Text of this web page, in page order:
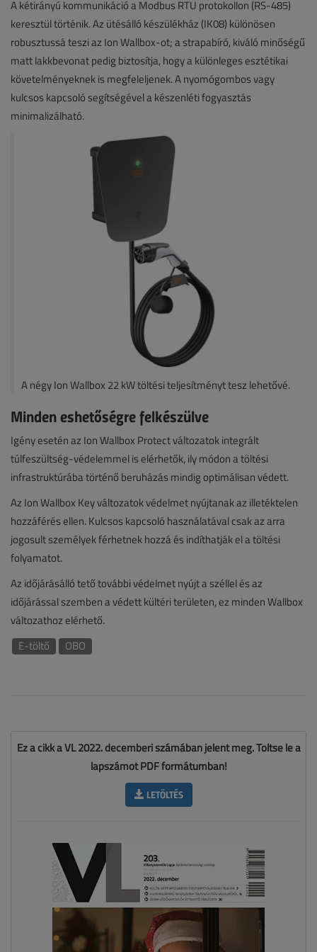
A kétirányú kommunikáció a Modbus RTU protokollon (RS-485)
keresztül történik. Az ütésálló készülékház (IK08) különösen
robusztussá teszi az Ion Wallbox-ot; a strapabíró, kiváló minőségű
matt lakkbevonat pedig biztosítja, hogy a különleges esztétikai
követelményeknek is megfeleljenek. A nyomógombos vagy
kulcsos kapcsoló segítségével a készenléti fogyasztás
minimalizálható.
A négy Ion Wallbox 22 kW töltési teljesítményt tesz lehetővé.
Minden eshetőségre felkészülve
Igény esetén az Ion Wallbox Protect változatok integrált
túlfeszültség-védelemmel is elérhetők, ily módon a töltési
infrastruktúrába történő beruházás mindig optimálisan védett.
Az Ion Wallbox Key változatok védelmet nyújtanak az illetéktelen
hozzáférés ellen. Kulcsos kapcsoló használatával csak az arra
jogosult személyek férhetnek hozzá és indíthatják el a töltési
folyamatot.
Az időjárásálló tető további védelmet nyújt a széllel és az
időjárással szemben a védett kültéri területen, ez minden Wallbox
változathoz elérhető.
E-töltő
OBO
Ez a cikk a VL 2022. decemberi számában jelent meg. Töltse le a
lapszámot PDF formátumban!
LETÖLTÉS